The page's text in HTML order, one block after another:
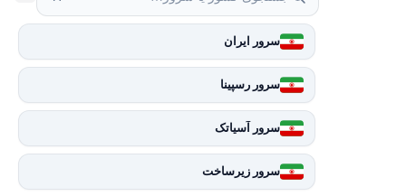
سرور ایران
سرور رسپینا
سرور آسیاتک
سرور زیرساخت